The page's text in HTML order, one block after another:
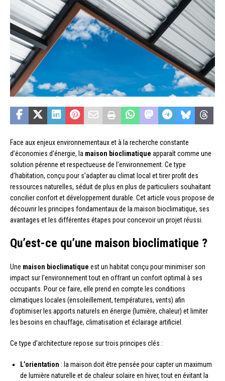
Face aux enjeux environnementaux et à la recherche constante
d’économies d’énergie, la maison bioclimatique apparaît comme une
solution pérenne et respectueuse de l’environnement. Ce type
d’habitation, conçu pour s’adapter au climat local et tirer profit des
ressources naturelles, séduit de plus en plus de particuliers souhaitant
concilier confort et développement durable. Cet article vous propose de
découvrir les principes fondamentaux de la maison bioclimatique, ses
avantages et les différentes étapes pour concevoir un projet réussi.
Qu’est-ce qu’une maison bioclimatique ?
Une maison bioclimatique est un habitat conçu pour minimiser son
impact sur l’environnement tout en offrant un confort optimal à ses
occupants. Pour ce faire, elle prend en compte les conditions
climatiques locales (ensoleillement, températures, vents) afin
d’optimiser les apports naturels en énergie (lumière, chaleur) et limiter
les besoins en chauffage, climatisation et éclairage artificiel.
Ce type d’architecture repose sur trois principes clés :
L’orientation : la maison doit être pensée pour capter un maximum
de lumière naturelle et de chaleur solaire en hiver, tout en évitant la